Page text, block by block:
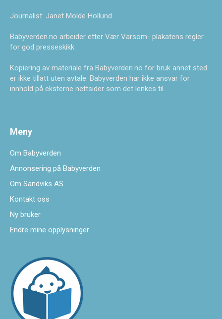
Journalist: Janet Molde Hollund
Babyverden.no arbeider etter Vær Varsom- plakatens regler
for god presseskikk.
Kopiering av materiale fra Babyverden.no for bruk annet sted
er ikke tillatt uten avtale. Babyverden har ikke ansvar for
innhold på eksterne nettsider som det lenkes til.
Meny
Om Babyverden
Annonsering på Babyverden
Om Sandviks AS
Kontakt oss
Ny bruker
Endre mine opplysninger